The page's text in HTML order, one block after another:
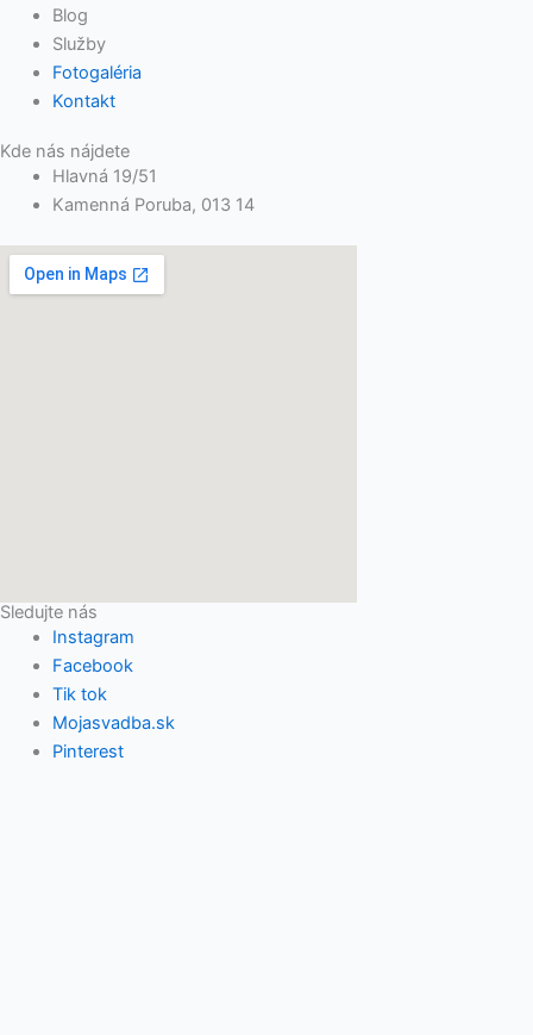
Blog
Služby
Fotogaléria
Kontakt
Kde nás nájdete
Hlavná 19/51
Kamenná Poruba, 013 14
Sledujte nás
Instagram
Facebook
Tik tok
Mojasvadba.sk
Pinterest